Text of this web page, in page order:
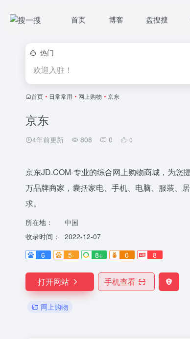
首页 博客 盘搜搜
热门
欢迎入驻！
首页 • 日常常用 • 网上购物 • 京东
京东
4年前更新 808 0 0
京东JD.COM-专业的综合网上购物商城，为您
万品牌商家，囊括家电、手机、电脑、服装、
求。
所在地：
中国
收录时间：
2022-12-07
6
5- 8+ 0 8
打开网站 手机查看
网上购物